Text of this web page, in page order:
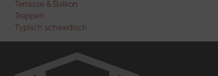
Terrasse & Balkon
Treppen
Typisch schwedisch